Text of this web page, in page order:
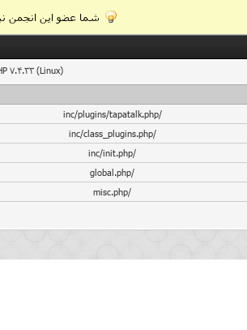
شما عضو این انجمن
7.4.33 (Linux)
/inc/plugins/tapatalk.php
/inc/class_plugins.php
/inc/init.php
/global.php
/misc.php